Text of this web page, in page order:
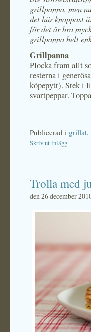
grillpanna, men
det här knappast
för det är bra
grillpanna helt
Grillpanna
Plocka fram allt
resterna i
köpepytt). Stek i
svartpeppar.
Publicerad i grillat,
Skriv ut inlägg
Trolla med
den 26 december